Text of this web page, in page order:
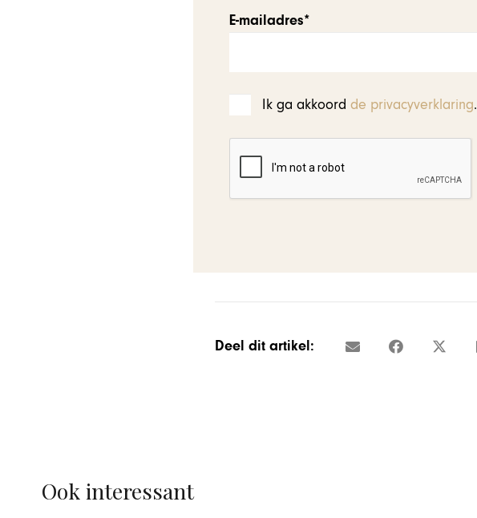
E-mailadres*
Ik ga akkoord de privacyverklaring.
Deel dit artikel:
Ook interessant